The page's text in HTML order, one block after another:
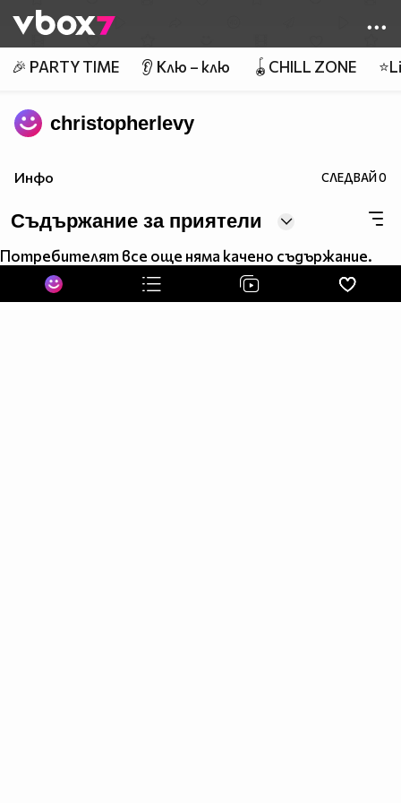
👾
🎉 PARTY TIME 👂 Клю – клю 🪀CHILL ZONE
christopherlevy
Инфо СЛЕДВАЙ0
Съдържание за приятели
Потребителят все още няма качено съдържание.